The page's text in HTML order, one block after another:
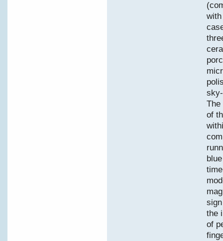
The
of
the
of